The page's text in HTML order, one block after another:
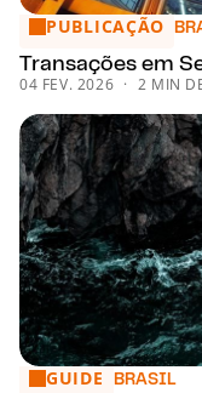
Transações em
PUBLICAÇÃO
Transações em
04 FEV. 2026 2 MIN
Panorama Jurídico
GUIDE BRASIL